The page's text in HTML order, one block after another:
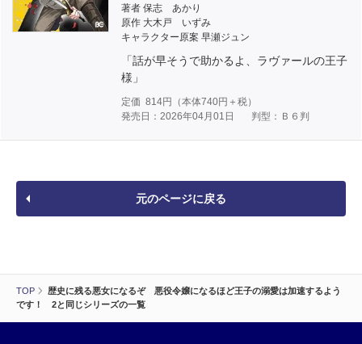
TOP
歴史に残る悪女になるぞ 悪役令嬢になるほど王子の溺愛は加速するよう
です！ 2と同じシリーズの一覧
著者 保志 あかり
原作 大木戸 いずみ
キャラクター原案 早瀬ジュン
「話が早そうで助かるよ、ラヴァールの王子
様」
定価 814円（本体740円＋税）
発売日：2026年04月01日
判型：Ｂ６判
元のページに戻る